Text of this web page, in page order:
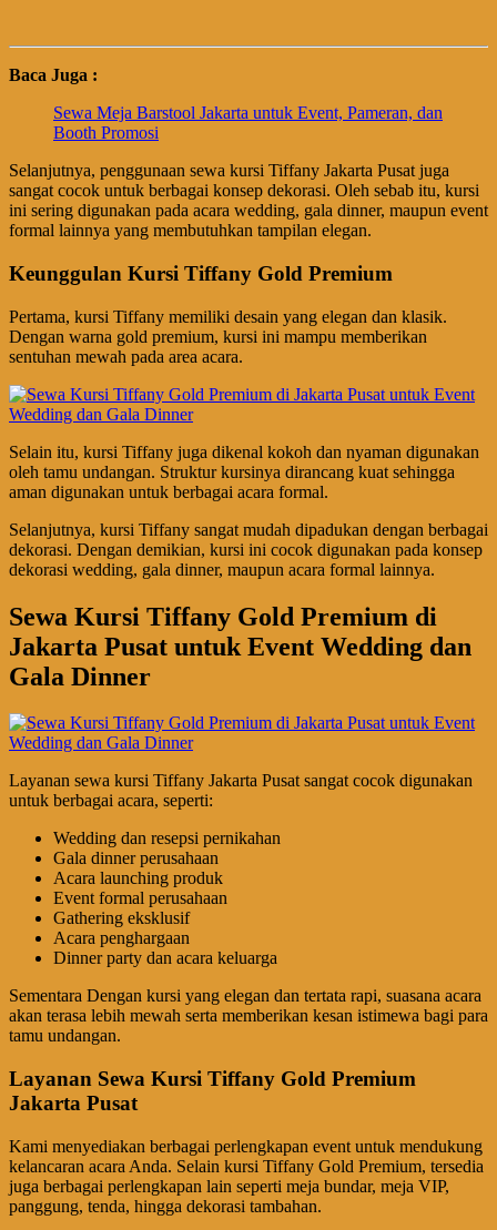
Baca Juga :
Sewa Meja Barstool Jakarta untuk Event, Pameran, dan
Booth Promosi
Selanjutnya, penggunaan sewa kursi Tiffany Jakarta Pusat juga
sangat cocok untuk berbagai konsep dekorasi. Oleh sebab itu, kursi
ini sering digunakan pada acara wedding, gala dinner, maupun event
formal lainnya yang membutuhkan tampilan elegan.
Keunggulan Kursi Tiffany Gold Premium
Pertama, kursi Tiffany memiliki desain yang elegan dan klasik.
Dengan warna gold premium, kursi ini mampu memberikan
sentuhan mewah pada area acara.
Selain itu, kursi Tiffany juga dikenal kokoh dan nyaman digunakan
oleh tamu undangan. Struktur kursinya dirancang kuat sehingga
aman digunakan untuk berbagai acara formal.
Selanjutnya, kursi Tiffany sangat mudah dipadukan dengan berbagai
dekorasi. Dengan demikian, kursi ini cocok digunakan pada konsep
dekorasi wedding, gala dinner, maupun acara formal lainnya.
Sewa Kursi Tiffany Gold Premium di
Jakarta Pusat untuk Event Wedding dan
Gala Dinner
Layanan sewa kursi Tiffany Jakarta Pusat sangat cocok digunakan
untuk berbagai acara, seperti:
Wedding dan resepsi pernikahan
Gala dinner perusahaan
Acara launching produk
Event formal perusahaan
Gathering eksklusif
Acara penghargaan
Dinner party dan acara keluarga
Sementara Dengan kursi yang elegan dan tertata rapi, suasana acara
akan terasa lebih mewah serta memberikan kesan istimewa bagi para
tamu undangan.
Layanan Sewa Kursi Tiffany Gold Premium
Jakarta Pusat
Kami menyediakan berbagai perlengkapan event untuk mendukung
kelancaran acara Anda. Selain kursi Tiffany Gold Premium, tersedia
juga berbagai perlengkapan lain seperti meja bundar, meja VIP,
panggung, tenda, hingga dekorasi tambahan.